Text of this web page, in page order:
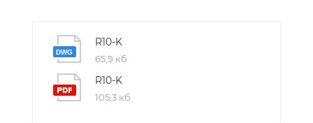
R10-K
65,9 кб
R10-K
105,3 кб